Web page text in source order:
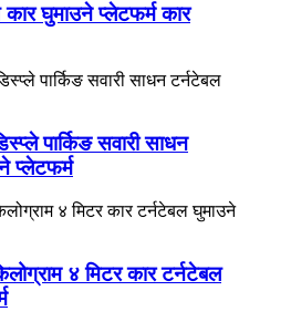
घुमाउने प्लेटफर्म कार
पार्किङ सवारी साधन
प्लेटफर्म
४ मिटर कार टर्नटेबल